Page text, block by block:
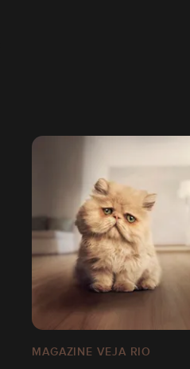
MAGAZINE VEJA RIO